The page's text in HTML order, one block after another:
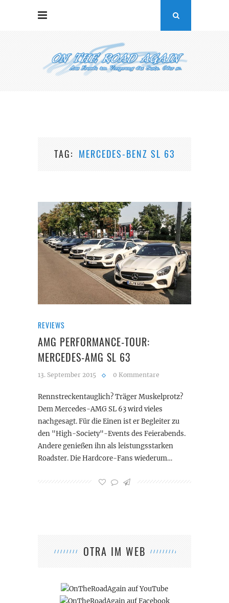
TAG MERCEDES-BENZ SL 63
REVIEWS
AMG PERFORMANCE-TOUR:
MERCEDES-AMG SL 63
13. September 2015 0 Kommentare
Rennstreckentauglich? Träger Muskelprotz?
Dem Mercedes-AMG SL 63 wird vieles
nachgesagt. Für die Einen ist er Begleiter zu
den "High-Society"-Events des Feierabends.
Andere genießen ihn als leistungsstarken
Roadster. Die Hardcore-Fans wiederum…
OTRA IM WEB